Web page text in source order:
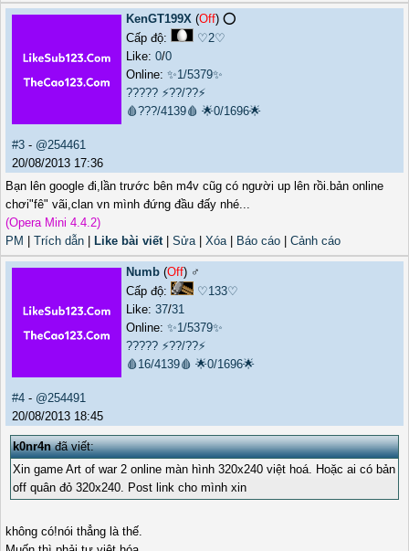
KenGT199X (Off) ⭕️
Cấp độ:
♡2♡
Like: 0/0
Online: ✨1/5379✨
????? ⚡??/??⚡
🩸???/4139🩸 🌟0/1696🌟
#3 - @254461
20/08/2013 17:36
Bạn lên google đi,lần trước bên m4v cũg có người up lên rồi.bản online
chơi"fê" vãi,clan vn mình đứng đầu đấy nhé...
(Opera Mini 4.4.2)
PM
Trích dẫn Like bài viết| Sửa| Xóa| Báo cáo Cảnh cáo
Numb (Off) ♂️
Cấp độ:
♡133♡
Like: 37/31
Online: ✨1/5379✨
????? ⚡??/??⚡
🩸16/4139🩸 🌟0/1696🌟
#4 - @254491
20/08/2013 18:45
k0nr4nđã viết:
Xin game Art of war 2 online màn hình 320x240 việt hoá. Hoặc ai có bản
off quân đỏ 320x240. Post link cho mình xin
không có!nói thẳng là thế.